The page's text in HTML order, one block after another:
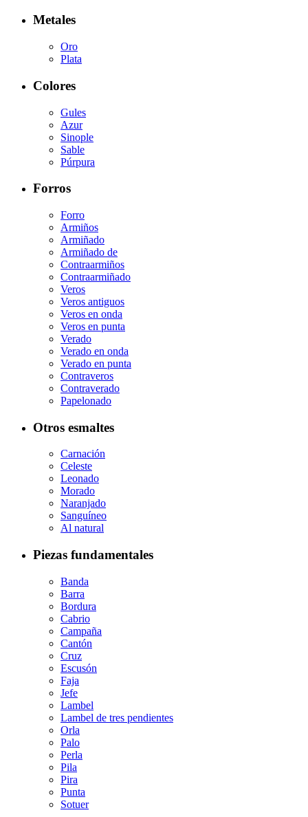
Metales
Oro
Plata
Colores
Gules
Azur
Sinople
Sable
Púrpura
Forros
Forro
Armiños
Armiñado
Armiñado de
Contraarmiños
Contraarmiñado
Veros
Veros antiguos
Veros en onda
Veros en punta
Verado
Verado en onda
Verado en punta
Contraveros
Contraverado
Papelonado
Otros esmaltes
Carnación
Celeste
Leonado
Morado
Naranjado
Sanguíneo
Al natural
Piezas fundamentales
Banda
Barra
Bordura
Cabrio
Campaña
Cantón
Cruz
Escusón
Faja
Jefe
Lambel
Lambel de tres pendientes
Orla
Palo
Perla
Pila
Pira
Punta
Sotuer